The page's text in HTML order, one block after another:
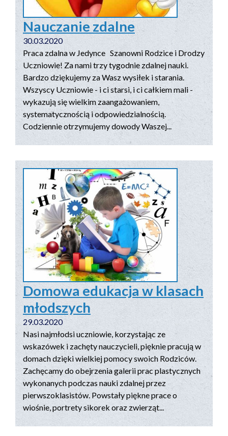
Nauczanie zdalne
30.03.2020
Praca zdalna w Jedynce Szanowni Rodzice i Drodzy
Uczniowie! Za nami trzy tygodnie zdalnej nauki.
Bardzo dziękujemy za Wasz wysiłek i starania.
Wszyscy Uczniowie - i ci starsi, i ci całkiem mali -
wykazują się wielkim zaangażowaniem,
systematycznością i odpowiedzialnością.
Codziennie otrzymujemy dowody Waszej...
Domowa edukacja w klasach
młodszych
29.03.2020
Nasi najmłodsi uczniowie, korzystając ze
wskazówek i zachęty nauczycieli, pięknie pracują w
domach dzięki wielkiej pomocy swoich Rodziców.
Zachęcamy do obejrzenia galerii prac plastycznych
wykonanych podczas nauki zdalnej przez
pierwszoklasistów. Powstały piękne prace o
wiośnie, portrety sikorek oraz zwierząt...